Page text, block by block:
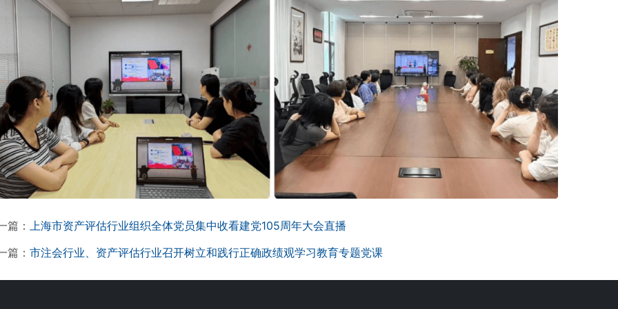
篇：
上海市资产评估行业组织全体党员集中收看建党105周年大会直播
篇： 市注会行业、资产评估行业召开树立和践行正确政绩观学习教育专题党课